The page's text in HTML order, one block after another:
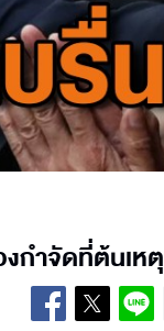
กำจัดที่ต้นเหตุ